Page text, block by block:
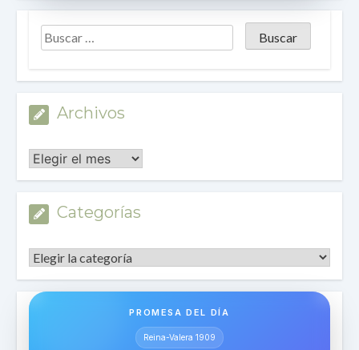
Archivos
Archivos
Categorías
Categorías
PROMESA DEL DÍA
Reina-Valera 1909